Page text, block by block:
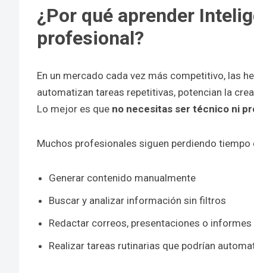
¿Por qué aprender
profesional?
En un mercado cada vez más competitivo, las
automatizan tareas repetitivas, potencian la
Lo mejor es que no necesitas ser técnico ni
Muchos profesionales siguen perdiendo tiempo
Generar contenido manualmente
Buscar y analizar información sin filtros
Redactar correos, presentaciones o
Realizar tareas rutinarias que podrían